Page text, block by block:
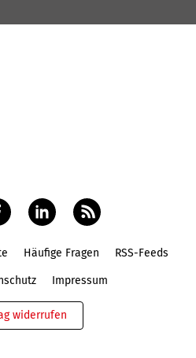
Häufige Fragen RSS-Feeds
Impressum
widerrufen